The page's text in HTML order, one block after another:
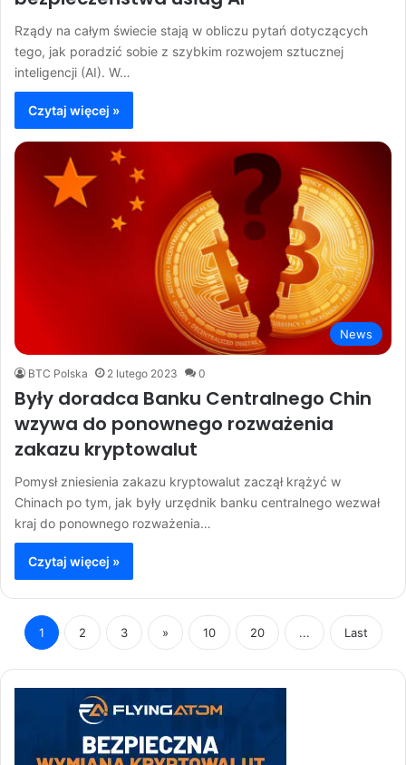
Rządy na całym świecie stają w obliczu pytań dotyczących
tego, jak poradzić sobie z szybkim rozwojem sztucznej
inteligencji (AI). W…
Czytaj więcej »
News
BTC Polska 2 lutego 2023 0
Były doradca Banku Centralnego Chin
wzywa do ponownego rozważenia
zakazu kryptowalut
Pomysł zniesienia zakazu kryptowalut zaczął krążyć w
Chinach po tym, jak były urzędnik banku centralnego wezwał
kraj do ponownego rozważenia…
Czytaj więcej »
1 2 3 » 10 20 ... Last